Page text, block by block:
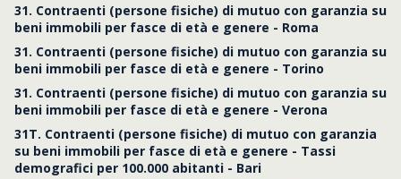
31. Contraenti (persone fisiche) di mutuo con garanzia su
beni immobili per fasce di età e genere - Roma
31. Contraenti (persone fisiche) di mutuo con garanzia su
beni immobili per fasce di età e genere - Torino
31. Contraenti (persone fisiche) di mutuo con garanzia su
beni immobili per fasce di età e genere - Verona
31T. Contraenti (persone fisiche) di mutuo con garanzia
su beni immobili per fasce di età e genere - Tassi
demografici per 100.000 abitanti - Bari